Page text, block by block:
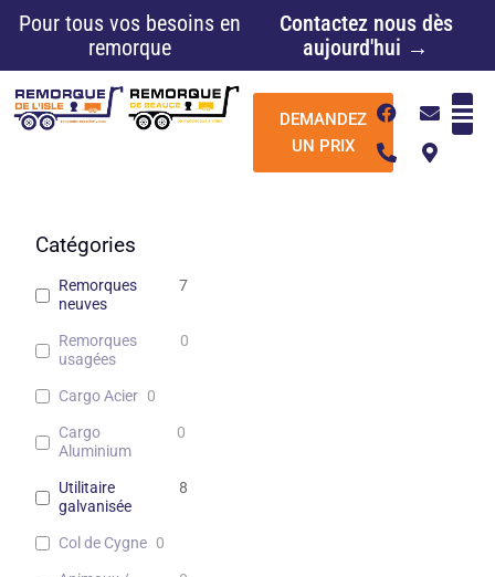
Pour tous vos besoins en
remorque
Contactez nous dès
aujourd'hui →
DEMANDEZ
UN PRIX
F
a
e
E
n
v
e
P
h
n
M
a
p
-
Catégories
Remorques
neuves
7
Remorques
usagées
0
Cargo Acier 0
Cargo
Aluminium
0
Utilitaire
galvanisée
8
Col de Cygne 0